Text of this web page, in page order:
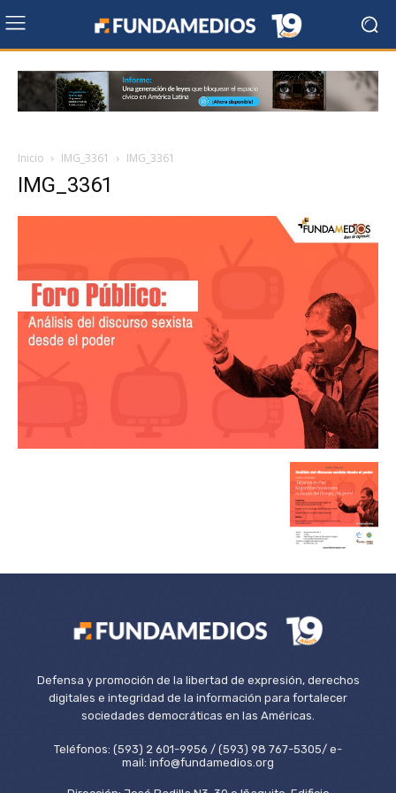
Inicio IMG_3361 IMG_3361
IMG_3361
Defensa y promoción de la libertad de expresión, derechos
digitales e integridad de la información para fortalecer
sociedades democráticas en las Américas.
Teléfonos: (593) 2 601-9956 / (593) 98 767-5305/ e-
mail: info@fundamedios.org